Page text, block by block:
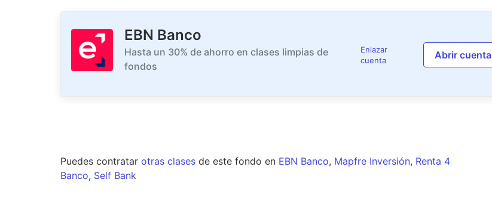
EBN Banco
Hasta un 30% de ahorro en clases limpias de
fondos
Enlazar
cuenta
Abrir cuenta
Puedes contratar otras clases de este fondo en EBN Banco, Mapfre Inversión, Renta 4
Banco, Self Bank